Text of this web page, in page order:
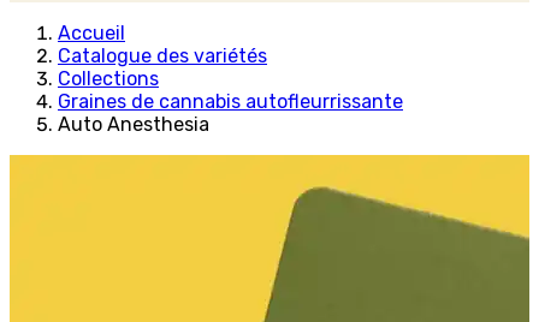
Accueil
Catalogue des variétés
Collections
Graines de cannabis autofleurrissante
Auto Anesthesia